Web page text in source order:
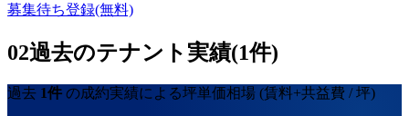
募集待ち登録(無料)
02過去のテナント実績(1件)
過去 1件 の成約実績による坪単価相場 (賃料+共益費 / 坪)